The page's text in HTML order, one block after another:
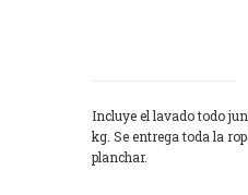
Incluye el lavado todo
kg. Se entrega toda la
planchar.